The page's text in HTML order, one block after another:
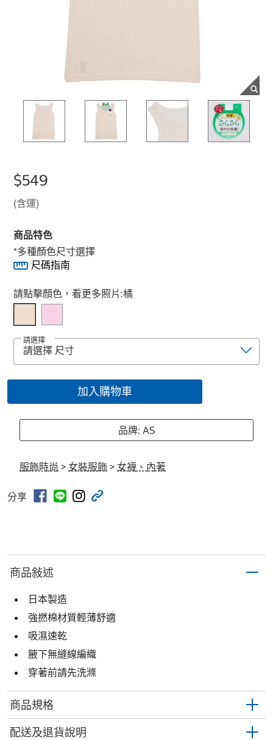
$549
(含運)
商品特色
*多種顏色尺寸選擇
尺碼指南
Select product
請點擊顏色，看更多照片:橘
請選擇
加入購物車
品牌: AS
服飾時尚 > 女裝服飾 > 女襪、內著
分享
商品敍述
日本製造
強撚棉材質輕薄舒適
吸濕速乾
腋下無縫線編織
穿著前請先洗滌
商品規格
配送及退貨說明